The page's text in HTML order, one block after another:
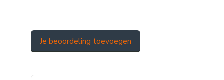
Je beoordeling toevoegen